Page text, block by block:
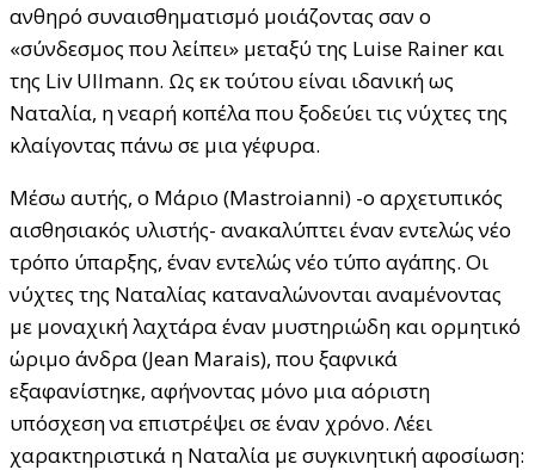
ανθηρό συναισθηματισμό μοιάζοντας σαν ο
«σύνδεσμος που λείπει» μεταξύ της Luise Rainer και
της Liv Ullmann. Ως εκ τούτου είναι ιδανική ως
Ναταλία, η νεαρή κοπέλα που ξοδεύει τις νύχτες της
κλαίγοντας πάνω σε μια γέφυρα.
Μέσω αυτής, ο Μάριο (Mastroianni) -ο αρχετυπικός
αισθησιακός υλιστής- ανακαλύπτει έναν εντελώς νέο
τρόπο ύπαρξης, έναν εντελώς νέο τύπο αγάπης. Οι
νύχτες της Ναταλίας καταναλώνονται αναμένοντας
με μοναχική λαχτάρα έναν μυστηριώδη και ορμητικό
ώριμο άνδρα (Jean Marais), που ξαφνικά
εξαφανίστηκε, αφήνοντας μόνο μια αόριστη
υπόσχεση να επιστρέψει σε έναν χρόνο. Λέει
χαρακτηριστικά η Ναταλία με συγκινητική αφοσίωση: